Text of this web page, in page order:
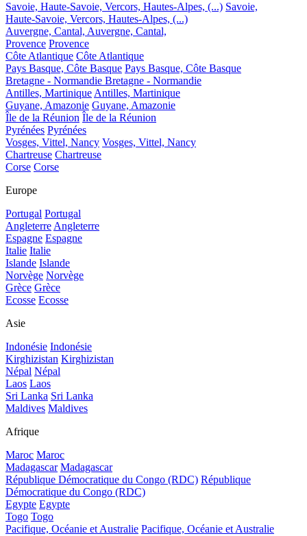
Savoie, Haute-Savoie, Vercors, Hautes-Alpes, (...) Savoie,
Haute-Savoie, Vercors, Hautes-Alpes, (...)
Auvergne, Cantal, Auvergne, Cantal,
Provence Provence
Côte Atlantique Côte Atlantique
Pays Basque, Côte Basque Pays Basque, Côte Basque
Bretagne - Normandie Bretagne - Normandie
Antilles, MartiniqueAntilles, Martinique
Guyane, Amazonie Guyane, Amazonie
Île de la Réunion Île de la Réunion
Pyrénées Pyrénées
Vosges, Vittel, Nancy Vosges, Vittel, Nancy
Chartreuse Chartreuse
Corse Corse
Europe
Portugal Portugal
AngleterreAngleterre
Espagne Espagne
Italie Italie
Islande Islande
Norvège Norvège
Grèce Grèce
Ecosse Ecosse
Asie
Indonésie Indonésie
Kirghizistan Kirghizistan
Népal Népal
Laos Laos
Sri Lanka Sri Lanka
Maldives Maldives
Afrique
Maroc Maroc
Madagascar Madagascar
République Démocratique du Congo (RDC) République
Démocratique du Congo (RDC)
Egypte Egypte
Togo Togo
Pacifique, Océanie et Australie Pacifique, Océanie et Australie